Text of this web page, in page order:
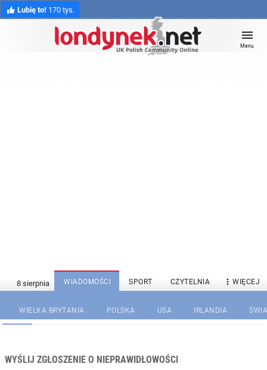
Lubię to! 170 tys.
Menu
WIADOMOŚCI SPORT CZYTELNIA  WIĘCEJ
WIELKA BRYTANIA POLSKA USA IRLANDIA
WYŚLIJ ZGŁOSZENIE O NIEPRAWIDŁOWOŚCI